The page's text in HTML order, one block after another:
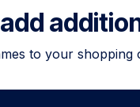
to your